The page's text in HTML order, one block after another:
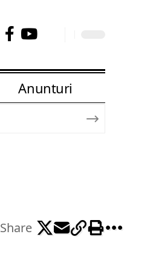
Anunturi
Share